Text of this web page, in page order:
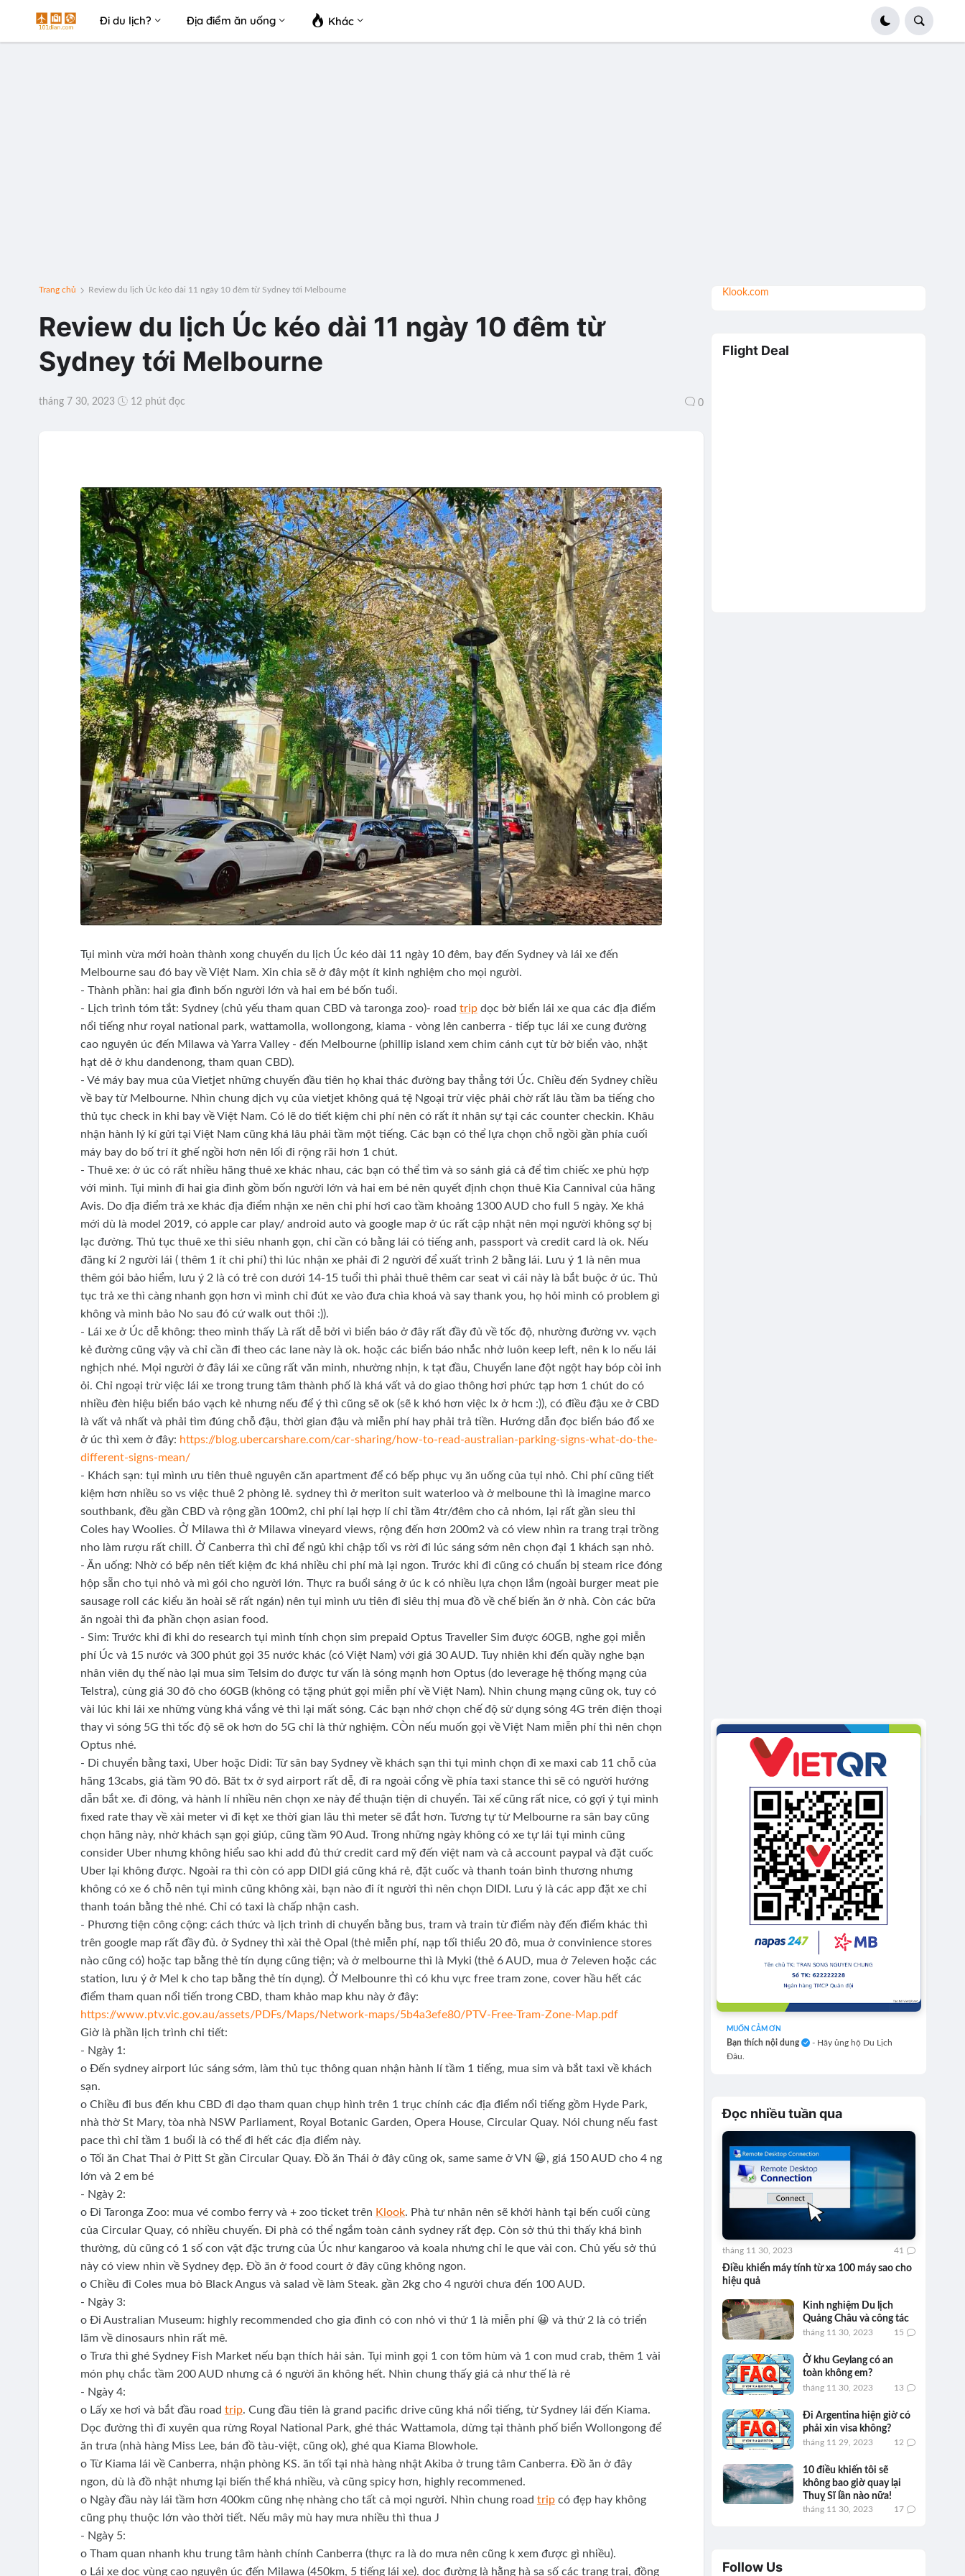
Đi du lịch? Địa điểm ăn uống Khác
Trang chủ Review du lịch Úc kéo dài 11 ngày 10 đêm từ Sydney tới Melbourne
Review du lịch Úc kéo dài 11 ngày 10 đêm từ
Sydney tới Melbourne
tháng 7 30, 2023 12 phút đọc 0
Tụi mình vừa mới hoàn thành xong chuyến du lịch Úc kéo dài 11 ngày 10 đêm, bay đến Sydney và lái xe đến
Melbourne sau đó bay về Việt Nam. Xin chia sẽ ở đây một ít kinh nghiệm cho mọi người.
- Thành phần: hai gia đình bốn người lớn và hai em bé bốn tuổi.
- Lịch trình tóm tắt: Sydney (chủ yếu tham quan CBD và taronga zoo)- road tripdọc bờ biển lái xe qua các địa điểm
nổi tiếng như royal national park, wattamolla, wollongong, kiama - vòng lên canberra - tiếp tục lái xe cung đường
cao nguyên úc đến Milawa và Yarra Valley - đến Melbourne (phillip island xem chim cánh cụt từ bờ biển vào, nhặt
hạt dẻ ở khu dandenong, tham quan CBD).
- Vé máy bay mua của Vietjet những chuyến đầu tiên họ khai thác đường bay thẳng tới Úc. Chiều đến Sydney chiều
về bay từ Melbourne. Nhìn chung dịch vụ của vietjet không quá tệ Ngoại trừ việc phải chờ rất lâu tầm ba tiếng cho
thủ tục check in khi bay về Việt Nam. Có lẽ do tiết kiệm chi phí nên có rất ít nhân sự tại các counter checkin. Khâu
nhận hành lý kí gửi tại Việt Nam cũng khá lâu phải tầm một tiếng. Các bạn có thể lựa chọn chỗ ngồi gần phía cuối
máy bay do bố trí ít ghế ngồi hơn nên lối đi rộng rãi hơn 1 chút.
- Thuê xe: ở úc có rất nhiều hãng thuê xe khác nhau, các bạn có thể tìm và so sánh giá cả để tìm chiếc xe phù hợp
với mình. Tụi mình đi hai gia đình gồm bốn người lớn và hai em bé nên quyết định chọn thuê Kia Cannival của hãng
Avis. Do địa điểm trả xe khác địa điểm nhận xe nên chi phí hơi cao tầm khoảng 1300 AUD cho full 5 ngày. Xe khá
mới dù là model 2019, có apple car play/ android auto và google map ở úc rất cập nhật nên mọi người không sợ bị
lạc đường. Thủ tục thuê xe thì siêu nhanh gọn, chỉ cần có bằng lái có tiếng anh, passport và credit card là ok. Nếu
đăng kí 2 người lái ( thêm 1 ít chi phí) thì lúc nhận xe phải đi 2 người để xuất trình 2 bằng lái. Lưu ý 1 là nên mua
thêm gói bảo hiểm, lưu ý 2 là có trẻ con dưới 14-15 tuổi thì phải thuê thêm car seat vì cái này là bắt buộc ở úc. Thủ
tục trả xe thì càng nhanh gọn hơn vì mình chỉ đút xe vào đưa chìa khoá và say thank you, họ hỏi mình có problem gì
không và mình bảo No sau đó cứ walk out thôi :)).
- Lái xe ở Úc dễ không: theo mình thấy Là rất dễ bởi vì biển báo ở đây rất đầy đủ về tốc độ, nhường đường vv. vạch
kẻ đường cũng vậy và chỉ cần đi theo các lane này là ok. hoặc các biển báo nhắc nhở luôn keep left, nên k lo nếu lái
nghịch nhé. Mọi người ở đây lái xe cũng rất văn minh, nhường nhịn, k tạt đầu, Chuyển lane đột ngột hay bóp còi inh
ỏi. Chỉ ngoại trừ việc lái xe trong trung tâm thành phố là khá vất vả do giao thông hơi phức tạp hơn 1 chút do có
nhiều đèn hiệu biển báo vạch kẻ nhưng nếu để ý thì cũng sẽ ok (sẽ k khó hơn việc lx ở hcm :)), có điều đậu xe ở CBD
là vất vả nhất và phải tìm đúng chỗ đậu, thời gian đậu và miễn phí hay phải trả tiền. Hướng dẫn đọc biển báo đổ xe
ở úc thì xem ở đây: https://blog.ubercarshare.com/car-sharing/how-to-read-australian-parking-signs-what-do-the-
different-signs-mean/
- Khách sạn: tụi mình ưu tiên thuê nguyên căn apartment để có bếp phục vụ ăn uống của tụi nhỏ. Chi phí cũng tiết
kiệm hơn nhiều so vs việc thuê 2 phòng lẻ. sydney thì ở meriton suit waterloo và ở melboune thì là imagine marco
southbank, đều gần CBD và rộng gần 100m2, chi phí lại hợp lí chỉ tầm 4tr/đêm cho cả nhóm, lại rất gần sieu thi
Coles hay Woolies. Ở Milawa thì ở Milawa vineyard views, rộng đến hơn 200m2 và có view nhìn ra trang trại trồng
nho làm rượu rất chill. Ở Canberra thì chỉ để ngủ khi chập tối vs rời đi lúc sáng sớm nên chọn đại 1 khách sạn nhỏ.
- Ăn uống: Nhờ có bếp nên tiết kiệm đc khá nhiều chi phí mà lại ngon. Trước khi đi cũng có chuẩn bị steam rice đóng
hộp sẵn cho tụi nhỏ và mì gói cho người lớn. Thực ra buổi sáng ở úc k có nhiều lựa chọn lắm (ngoài burger meat pie
sausage roll các kiểu ăn hoài sẽ rất ngán) nên tụi mình ưu tiên đi siêu thị mua đồ về chế biến ăn ở nhà. Còn các bữa
ăn ngoài thì đa phần chọn asian food.
- Sim: Trước khi đi khi do research tụi mình tính chọn sim prepaid Optus Traveller Sim được 60GB, nghe gọi miễn
phí Úc và 15 nước và 300 phút gọi 35 nước khác (có Việt Nam) với giá 30 AUD. Tuy nhiên khi đến quầy nghe bạn
nhân viên dụ thế nào lại mua sim Telsim do được tư vấn là sóng mạnh hơn Optus (do leverage hệ thống mạng của
Telstra), cùng giá 30 đô cho 60GB (không có tặng phút gọi miễn phí về Việt Nam). Nhìn chung mạng cũng ok, tuy có
vài lúc khi lái xe những vùng khá vắng vẻ thì lại mất sóng. Các bạn nhớ chọn chế độ sử dụng sóng 4G trên điện thoại
thay vì sóng 5G thì tốc độ sẽ ok hơn do 5G chỉ là thử nghiệm. CÒn nếu muốn gọi về Việt Nam miễn phí thì nên chọn
Optus nhé.
- Di chuyển bằng taxi, Uber hoặc Didi: Từ sân bay Sydney về khách sạn thì tụi mình chọn đi xe maxi cab 11 chỗ của
hãng 13cabs, giá tầm 90 đô. Băt tx ở syd airport rất dễ, đi ra ngoài cổng về phía taxi stance thì sẽ có người hướng
dẫn bắt xe. đi đông, và hành lí nhiều nên chọn xe này để thuận tiện di chuyển. Tài xế cũng rất nice, có gợi ý tụi mình
fixed rate thay về xài meter vì đi kẹt xe thời gian lâu thì meter sẽ đắt hơn. Tương tự từ Melbourne ra sân bay cũng
chọn hãng này, nhờ khách sạn gọi giúp, cũng tầm 90 Aud. Trong những ngày không có xe tự lái tụi mình cũng
consider Uber nhưng không hiểu sao khi add đủ thứ credit card mỹ đến việt nam và cả account paypal và đặt cuốc
Uber lại không được. Ngoài ra thì còn có app DIDI giá cũng khá rẻ, đặt cuốc và thanh toán bình thương nhưng
không có xe 6 chỗ nên tụi mình cũng không xài, bạn nào đi ít người thì nên chọn DIDI. Lưu ý là các app đặt xe chỉ
thanh toán bằng thẻ nhé. Chỉ có taxi là chấp nhận cash.
- Phương tiện công cộng: cách thức và lịch trình di chuyển bằng bus, tram và train từ điểm này đến điểm khác thì
trên google map rất đầy đủ. ở Sydney thì xài thẻ Opal (thẻ miễn phí, nạp tối thiểu 20 đô, mua ở convinience stores
nào cũng có) hoặc tap bằng thẻ tín dụng cũng tiện; và ở melbourne thì là Myki (thẻ 6 AUD, mua ở 7eleven hoặc các
station, lưu ý ở Mel k cho tap bằng thẻ tín dụng). Ở Melbounre thì có khu vực free tram zone, cover hầu hết các
điểm tham quan nổi tiến trong CBD, tham khảo map khu này ở đây:
https://www.ptv.vic.gov.au/assets/PDFs/Maps/Network-maps/5b4a3efe80/PTV-Free-Tram-Zone-Map.pdf
Giờ là phần lịch trình chi tiết:
- Ngày 1:
o Đến sydney airport lúc sáng sớm, làm thủ tục thông quan nhận hành lí tầm 1 tiếng, mua sim và bắt taxi về khách
sạn.
o Chiều đi bus đến khu CBD đi dạo tham quan chụp hình trên 1 trục chính các địa điểm nổi tiếng gồm Hyde Park,
nhà thờ St Mary, tòa nhà NSW Parliament, Royal Botanic Garden, Opera House, Circular Quay. Nói chung nếu fast
pace thì chỉ tầm 1 buổi là có thể đi hết các địa điểm này.
o Tối ăn Chat Thai ở Pitt St gần Circular Quay. Đồ ăn Thái ở đây cũng ok, same same ở VN 😀, giá 150 AUD cho 4 ng
lớn và 2 em bé
- Ngày 2:
o Đi Taronga Zoo: mua vé combo ferry và + zoo ticket trên Klook. Phà tư nhân nên sẽ khởi hành tại bến cuối cùng
của Circular Quay, có nhiều chuyến. Đi phà có thể ngắm toàn cảnh sydney rất đẹp. Còn sở thú thì thấy khá bình
thường, dù cũng có 1 số con vật đặc trưng của Úc như kangaroo và koala nhưng chỉ le que vài con. Chủ yếu sở thú
này có view nhìn về Sydney đẹp. Đồ ăn ở food court ở đây cũng không ngon.
o Chiều đi Coles mua bò Black Angus và salad về làm Steak. gần 2kg cho 4 người chưa đến 100 AUD.
- Ngày 3:
o Đi Australian Museum: highly recommended cho gia đình có con nhỏ vì thứ 1 là miễn phí 😀 và thứ 2 là có triển
lãm về dinosaurs nhìn rất mê.
o Trưa thì ghé Sydney Fish Market nếu bạn thích hải sản. Tụi mình gọi 1 con tôm hùm và 1 con mud crab, thêm 1 vài
món phụ chắc tầm 200 AUD nhưng cả 6 người ăn không hết. Nhìn chung thấy giá cả như thế là rẻ
- Ngày 4:
o Lấy xe hơi và bắt đầu road trip. Cung đầu tiên là grand pacific drive cũng khá nổi tiếng, từ Sydney lái đến Kiama.
Dọc đường thì đi xuyên qua rừng Royal National Park, ghé thác Wattamola, dừng tại thành phố biển Wollongong để
ăn trưa (nhà hàng Miss Lee, bán đồ tàu-việt, cũng ok), ghé qua Kiama Blowhole.
o Từ Kiama lái về Canberra, nhận phòng KS. ăn tối tại nhà hàng nhật Akiba ở trung tâm Canberra. Đồ ăn ở đây
ngon, dù là đồ nhật nhưng lại biến thể khá nhiều, và cũng spicy hơn, highly recommened.
o Ngày đầu này lái tầm hơn 400km cũng nhẹ nhàng cho tất cả mọi người. Nhìn chung road tripcó đẹp hay không
cũng phụ thuộc lớn vào thời tiết. Nếu mây mù hay mưa nhiều thì thua J
- Ngày 5:
o Tham quan nhanh khu trung tâm hành chính Canberra (thực ra là do mưa nên cũng k xem được gì nhiều).
o Lái xe dọc vùng cao nguyên úc đến Milawa (450km, 5 tiếng lái xe). dọc đường là hằng hà sa số các trang trại, đồng
Klook.com
Flight Deal
MUỐN CẢM ƠN
Bạn thích nội dung
- Hãy ủng hộ Du Lịch
Đâu.
Đọc nhiều tuần qua
Điều khiển máy tính từ xa 100 máy sao cho
hiệu quả
tháng 11 30, 2023 41
Kinh nghiệm Du lịch
Quảng Châu và công tác
tháng 11 30, 2023 15
Ở khu Geylang có an
toàn không em?
tháng 11 30, 2023 13
Đi Argentina hiện giờ có
phải xin visa không?
tháng 11 29, 2023 12
10 điều khiến tôi sẽ
không bao giờ quay lại
Thuỵ Sĩ lần nào nữa!
tháng 11 30, 2023 17
Follow Us